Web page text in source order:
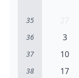
35
36 3
37 10
38 17